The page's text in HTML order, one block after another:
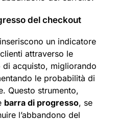
del checkout​
un indicatore
attraverso le
acquisto, migliorando
le probabilità di
Questo strumento,
barra di progresso, se
l’abbandono del